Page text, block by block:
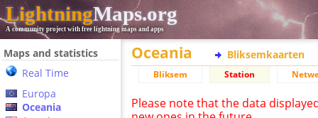
LightningMaps.org
A community project with free lightning maps and apps
Maps and statistics
Real Time
Europa
Oceania
Oceania Bliksemkaarten
Bliksem Station
Please note that the data